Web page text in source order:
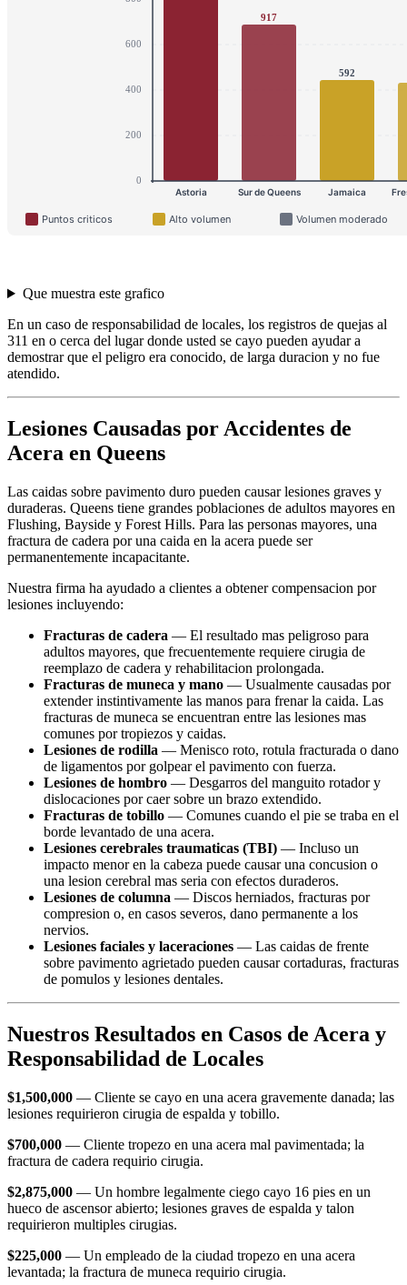
Que muestra este grafico
En un caso de responsabilidad de locales, los registros de quejas al
311 en o cerca del lugar donde usted se cayo pueden ayudar a
demostrar que el peligro era conocido, de larga duracion y no fue
atendido.
Lesiones Causadas por Accidentes de
Acera en Queens
Las caidas sobre pavimento duro pueden causar lesiones graves y
duraderas. Queens tiene grandes poblaciones de adultos mayores en
Flushing, Bayside y Forest Hills. Para las personas mayores, una
fractura de cadera por una caida en la acera puede ser
permanentemente incapacitante.
Nuestra firma ha ayudado a clientes a obtener compensacion por
lesiones incluyendo:
Fracturas de cadera — El resultado mas peligroso para
adultos mayores, que frecuentemente requiere cirugia de
reemplazo de cadera y rehabilitacion prolongada.
Fracturas de muneca y mano — Usualmente causadas por
extender instintivamente las manos para frenar la caida. Las
fracturas de muneca se encuentran entre las lesiones mas
comunes por tropiezos y caidas.
Lesiones de rodilla — Menisco roto, rotula fracturada o dano
de ligamentos por golpear el pavimento con fuerza.
Lesiones de hombro — Desgarros del manguito rotador y
dislocaciones por caer sobre un brazo extendido.
Fracturas de tobillo — Comunes cuando el pie se traba en el
borde levantado de una acera.
Lesiones cerebrales traumaticas (TBI) — Incluso un
impacto menor en la cabeza puede causar una concusion o
una lesion cerebral mas seria con efectos duraderos.
Lesiones de columna — Discos herniados, fracturas por
compresion o, en casos severos, dano permanente a los
nervios.
Lesiones faciales y laceraciones — Las caidas de frente
sobre pavimento agrietado pueden causar cortaduras, fracturas
de pomulos y lesiones dentales.
Nuestros Resultados en Casos de Acera y
Responsabilidad de Locales
$1,500,000 — Cliente se cayo en una acera gravemente danada; las
lesiones requirieron cirugia de espalda y tobillo.
$700,000 — Cliente tropezo en una acera mal pavimentada; la
fractura de cadera requirio cirugia.
$2,875,000 — Un hombre legalmente ciego cayo 16 pies en un
hueco de ascensor abierto; lesiones graves de espalda y talon
requirieron multiples cirugias.
$225,000 — Un empleado de la ciudad tropezo en una acera
levantada; la fractura de muneca requirio cirugia.